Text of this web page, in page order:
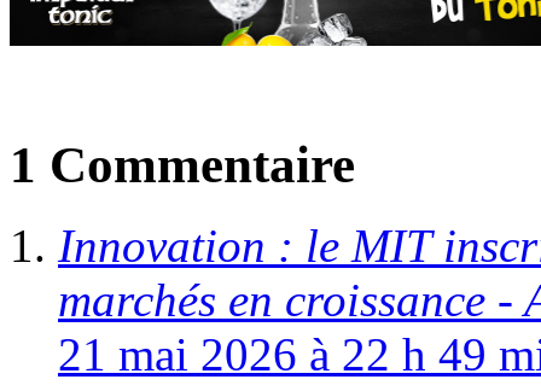
1 Commentaire
Innovation : le MIT
marchés en croissance -
21 mai 2026 à 22 h 49